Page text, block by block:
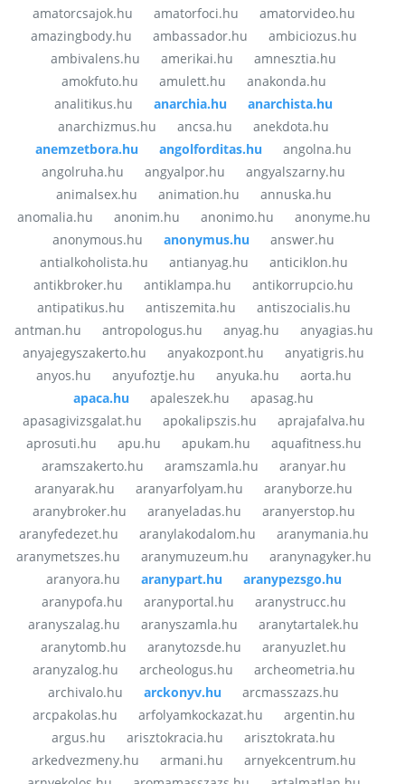
amatorcsajok.hu
amatorfoci.hu
amatorvideo.hu
amazingbody.hu
ambassador.hu
ambiciozus.hu
ambivalens.hu
amerikai.hu
amnesztia.hu
amokfuto.hu
amulett.hu
anakonda.hu
analitikus.hu
anarchia.hu
anarchista.hu
anarchizmus.hu
ancsa.hu
anekdota.hu
anemzetbora.hu
angolforditas.hu
angolna.hu
angolruha.hu
angyalpor.hu
angyalszarny.hu
animalsex.hu
animation.hu
annuska.hu
anomalia.hu
anonim.hu anonimo.hu
anonyme.hu
anonymous.hu
anonymus.hu
answer.hu
antialkoholista.hu
antianyag.hu
anticiklon.hu
antikbroker.hu
antiklampa.hu
antikorrupcio.hu
antipatikus.hu
antiszemita.hu
antiszocialis.hu
antman.hu
antropologus.hu anyag.hu
anyagias.hu
anyajegyszakerto.hu
anyakozpont.hu
anyatigris.hu
anyos.hu
anyufoztje.hu anyuka.hu
aorta.hu
apaca.hu
apaleszek.hu
apasag.hu
apasagivizsgalat.hu
apokalipszis.hu
aprajafalva.hu
aprosuti.hu
apu.hu apukam.hu
aquafitness.hu
aramszakerto.hu
aramszamla.hu
aranyar.hu
aranyarak.hu
aranyarfolyam.hu
aranyborze.hu
aranybroker.hu
aranyeladas.hu
aranyerstop.hu
aranyfedezet.hu
aranylakodalom.hu
aranymania.hu
aranymetszes.hu
aranymuzeum.hu
aranynagyker.hu
aranyora.hu
aranypart.hu
aranypezsgo.hu
aranypofa.hu
aranyportal.hu
aranystrucc.hu
aranyszalag.hu
aranyszamla.hu
aranytartalek.hu
aranytomb.hu
aranytozsde.hu
aranyuzlet.hu
aranyzalog.hu
archeologus.hu
archeometria.hu
archivalo.hu
arckonyv.hu
arcmasszazs.hu
arcpakolas.hu
arfolyamkockazat.hu
argentin.hu
argus.hu
arisztokracia.hu
arisztokrata.hu
arkedvezmeny.hu
armani.hu
arnyekcentrum.hu